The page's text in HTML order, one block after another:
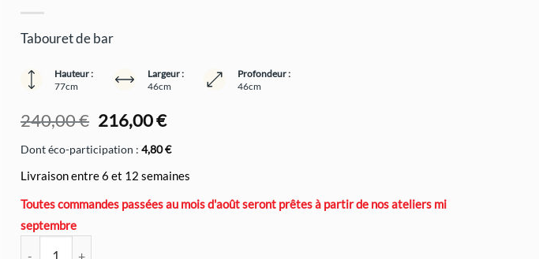
Tabouret de bar
Hauteur :
77cm
Largeur :
46cm
Profondeur :
46cm
240,00€ Le
initial
était :
216,00€Le
actuel
est :
Dont éco-participation : 4,80€
Livraison entre 6 et 12 semaines
Toutes commandes passées au mois d'août seront prêtes à partir de nos ateliers mi
septembre